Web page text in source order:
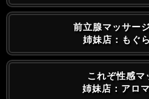
前立腺マッサー
姉妹店：もぐ
これぞ性感マ
姉妹店：アロ